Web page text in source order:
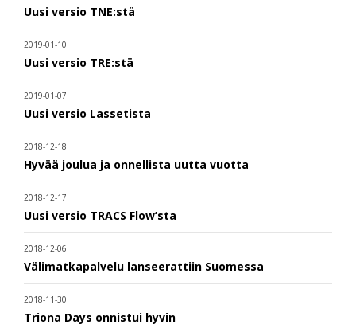
Uusi versio TNE:stä
2019-01-10
Uusi versio TRE:stä
2019-01-07
Uusi versio Lassetista
2018-12-18
Hyvää joulua ja onnellista uutta vuotta
2018-12-17
Uusi versio TRACS Flow’sta
2018-12-06
Välimatkapalvelu lanseerattiin Suomessa
2018-11-30
Triona Days onnistui hyvin